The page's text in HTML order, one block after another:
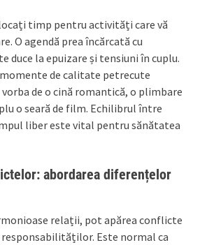
timp pentru activități care vă
O agendă prea încărcată cu
duce la epuizare și tensiuni în cuplu.
de calitate petrecute
de o cină romantică, o plimbare
o seară de film. Echilibrul între
liber este vital pentru sănătatea
abordarea diferențelor
relații, pot apărea conflicte
Este normal ca